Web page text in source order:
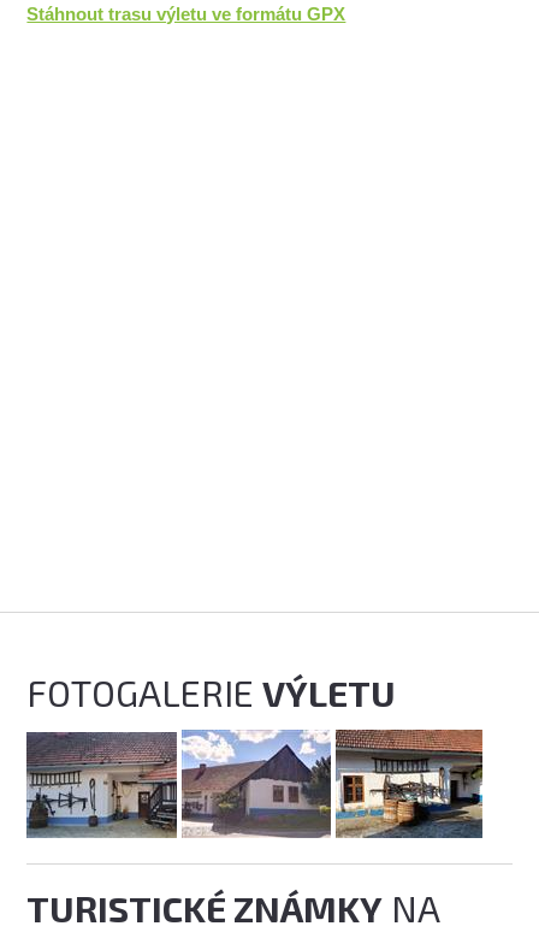
Stáhnout trasu výletu ve formátu GPX
FOTOGALERIEVÝLETU
TURISTICKÉ ZNÁMKY NA